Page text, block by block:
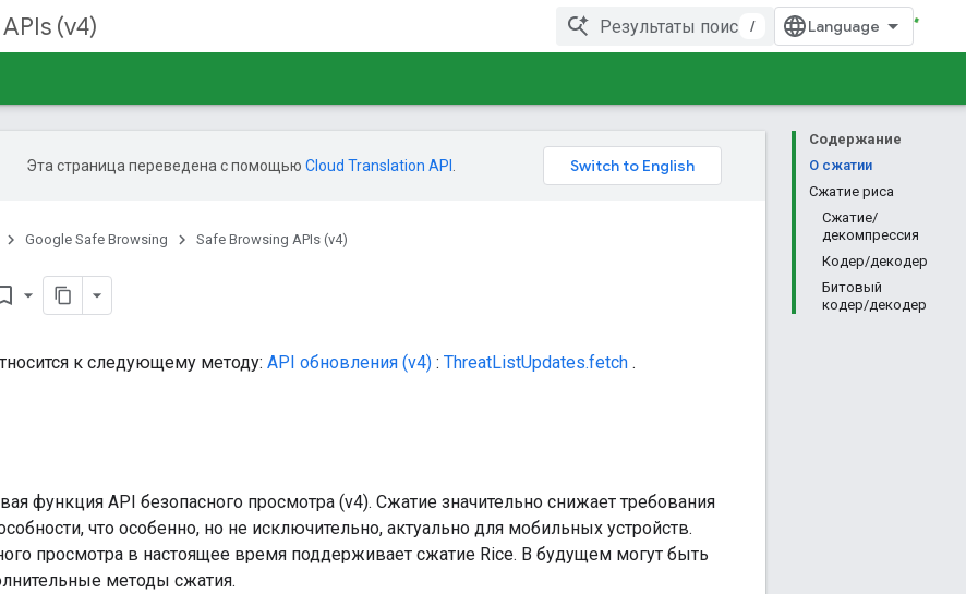
(v4)
/
Содержание
О сжатии
Сжатие риса
Сжатие/
декомпрессия
Кодер/декодер
Битовый
кодер/декодер
Эта страница переведена с помощью Cloud Translation API
Google Safe Browsing Safe Browsing APIs (v4)
к следующему методу: API обновления (v4) : ThreatListUpdates.fetch .
функция API безопасного просмотра (v4). Сжатие значительно снижает требования
что особенно, но не исключительно, актуально для мобильных устройств.
просмотра в настоящее время поддерживает сжатие Rice. В будущем могут быть
методы сжатия.